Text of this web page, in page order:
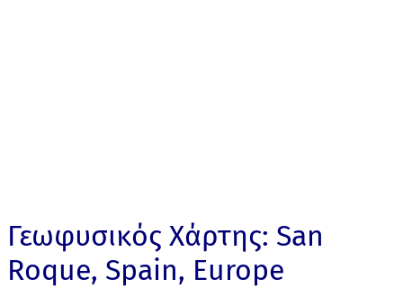
Γεωφυσικός Χάρτης: San
Roque, Spain, Europe